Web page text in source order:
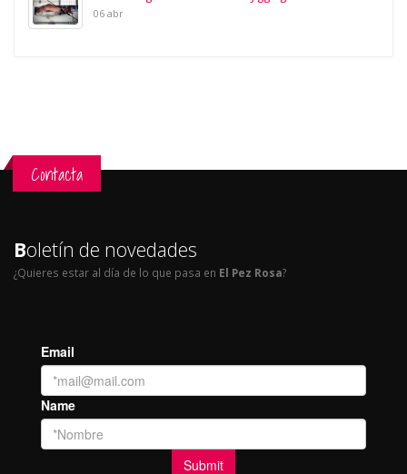
06 abr
Contacta
Boletín de novedades
¿Quieres estar al día de lo que pasa en El Pez Rosa?